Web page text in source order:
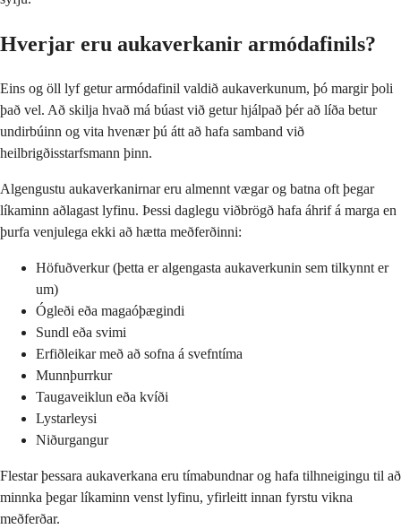
Hverjar eru aukaverkanir armódafinils?
Eins og öll lyf getur armódafinil valdið aukaverkunum, þó margir þoli
það vel. Að skilja hvað má búast við getur hjálpað þér að líða betur
undirbúinn og vita hvenær þú átt að hafa samband við
heilbrigðisstarfsmann þinn.
Algengustu aukaverkanirnar eru almennt vægar og batna oft þegar
líkaminn aðlagast lyfinu. Þessi daglegu viðbrögð hafa áhrif á marga en
þurfa venjulega ekki að hætta meðferðinni:
Höfuðverkur (þetta er algengasta aukaverkunin sem tilkynnt er
um)
Ógleði eða magaóþægindi
Sundl eða svimi
Erfiðleikar með að sofna á svefntíma
Munnþurrkur
Taugaveiklun eða kvíði
Lystarleysi
Niðurgangur
Flestar þessara aukaverkana eru tímabundnar og hafa tilhneigingu til að
minnka þegar líkaminn venst lyfinu, yfirleitt innan fyrstu vikna
meðferðar.